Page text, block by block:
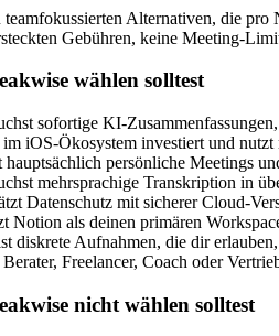
teamfokussierten Alternativen, die
Gebühren, keine Meeting-
wählen solltest
sofortige KI-
iOS-Ökosystem investiert und
hauptsächlich persönliche Meetings
mehrsprachige Transkription in
Datenschutz mit sicherer Cloud-
Notion als deinen primären
diskrete Aufnahmen, die dir
Freelancer, Coach oder
nicht wählen solltest